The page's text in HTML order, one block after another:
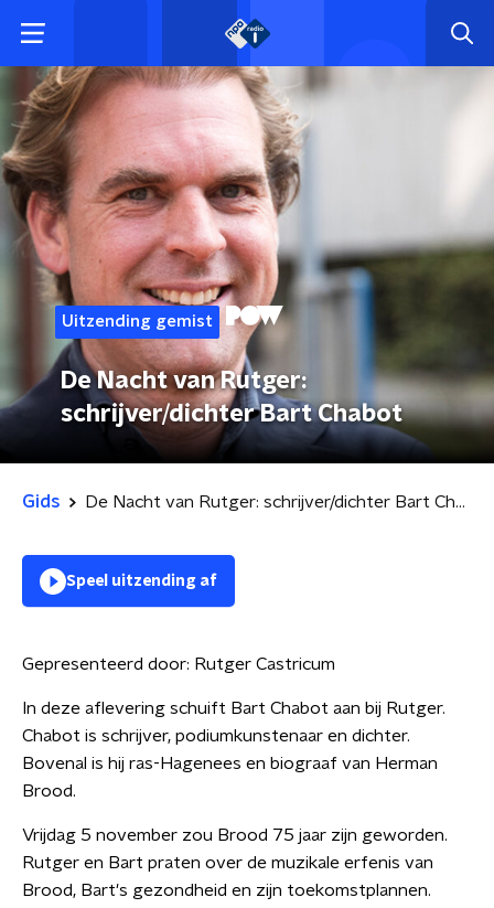
Uitzending gemist
De Nacht van Rutger:
schrijver/dichter Bart Chabot
Gids De Nacht van Rutger: schrijver/dichter Bart Chabot
Speel uitzending af
Gepresenteerd door: Rutger Castricum
In deze aflevering schuift Bart Chabot aan bij Rutger.
Chabot is schrijver, podiumkunstenaar en dichter.
Bovenal is hij ras-Hagenees en biograaf van Herman
Brood.
Vrijdag 5 november zou Brood 75 jaar zijn geworden.
Rutger en Bart praten over de muzikale erfenis van
Brood, Bart's gezondheid en zijn toekomstplannen.